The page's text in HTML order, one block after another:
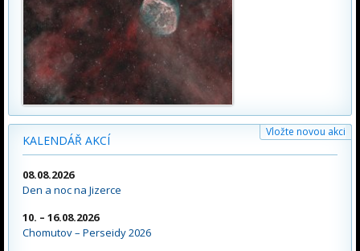
KALENDÁŘ AKCÍ
Vložte novou akci
08.08.2026
Den a noc na Jizerce
10. – 16.08.2026
Chomutov – Perseidy 2026